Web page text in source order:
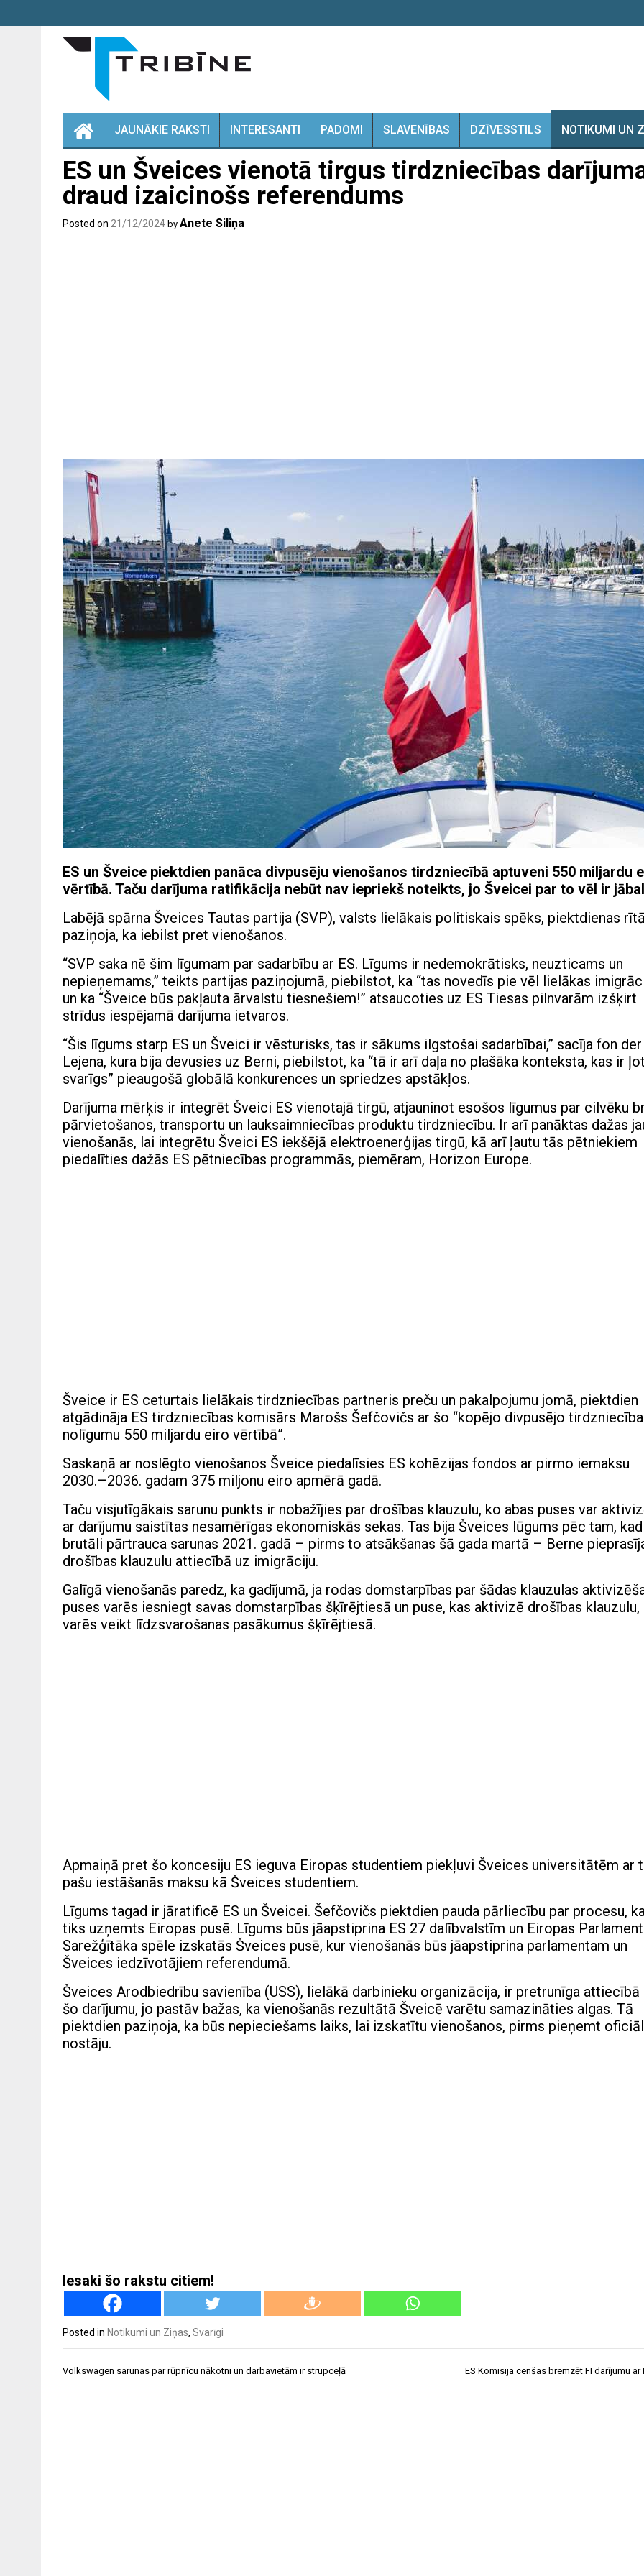
JAUNĀKIE RAKSTI INTERESANTI PADOMI SLAVENĪBAS DZĪVESSTILS NOTIKUMI UN
ES un Šveices vienotā tirgus tirdzniecības
draud izaicinošs referendums
Posted on 21/12/2024 by Anete Siliņa
ES un Šveice piektdien panāca divpusēju vienošanos tirdzniecībā aptuveni 550 miljardu
vērtībā. Taču darījuma ratifikācija nebūt nav iepriekš noteikts, jo Šveicei par to vēl ir
Labējā spārna Šveices Tautas partija (SVP), valsts lielākais politiskais spēks, piektdienas rītā
paziņoja, ka iebilst pret vienošanos.
“SVP saka nē šim līgumam par sadarbību ar ES. Līgums ir nedemokrātisks, neuzticams un
nepieņemams,” teikts partijas paziņojumā, piebilstot, ka “tas novedīs pie vēl lielākas
un ka “Šveice būs pakļauta ārvalstu tiesnešiem!” atsaucoties uz ES Tiesas pilnvarām izšķirt
strīdus iespējamā darījuma ietvaros.
“Šis līgums starp ES un Šveici ir vēsturisks, tas ir sākums ilgstošai sadarbībai,” sacīja fon der
Lejena, kura bija devusies uz Berni, piebilstot, ka “tā ir arī daļa no plašāka konteksta, kas ir
svarīgs” pieaugošā globālā konkurences un spriedzes apstākļos.
Darījuma mērķis ir integrēt Šveici ES vienotajā tirgū, atjauninot esošos līgumus par cilvēku
pārvietošanos, transportu un lauksaimniecības produktu tirdzniecību. Ir arī panāktas dažas
vienošanās, lai integrētu Šveici ES iekšējā elektroenerģijas tirgū, kā arī ļautu tās pētniekiem
piedalīties dažās ES pētniecības programmās, piemēram, Horizon Europe.
Šveice ir ES ceturtais lielākais tirdzniecības partneris preču un pakalpojumu jomā, piektdien
atgādināja ES tirdzniecības komisārs Marošs Šefčovičs ar šo “kopējo divpusējo
nolīgumu 550 miljardu eiro vērtībā”.
Saskaņā ar noslēgto vienošanos Šveice piedalīsies ES kohēzijas fondos ar pirmo iemaksu
2030.–2036. gadam 375 miljonu eiro apmērā gadā.
Taču visjutīgākais sarunu punkts ir nobažījies par drošības klauzulu, ko abas puses var
ar darījumu saistītas nesamērīgas ekonomiskās sekas. Tas bija Šveices lūgums pēc tam,
brutāli pārtrauca sarunas 2021. gadā – pirms to atsākšanas šā gada martā – Berne
drošības klauzulu attiecībā uz imigrāciju.
Galīgā vienošanās paredz, ka gadījumā, ja rodas domstarpības par šādas klauzulas
puses varēs iesniegt savas domstarpības šķīrējtiesā un puse, kas aktivizē drošības klauzulu,
varēs veikt līdzsvarošanas pasākumus šķīrējtiesā.
Apmaiņā pret šo koncesiju ES ieguva Eiropas studentiem piekļuvi Šveices universitātēm ar
pašu iestāšanās maksu kā Šveices studentiem.
Līgums tagad ir jāratificē ES un Šveicei. Šefčovičs piektdien pauda pārliecību par procesu,
tiks uzņemts Eiropas pusē. Līgums būs jāapstiprina ES 27 dalībvalstīm un Eiropas
Sarežģītāka spēle izskatās Šveices pusē, kur vienošanās būs jāapstiprina parlamentam un
Šveices iedzīvotājiem referendumā.
Šveices Arodbiedrību savienība (USS), lielākā darbinieku organizācija, ir pretrunīga attiecībā
šo darījumu, jo pastāv bažas, ka vienošanās rezultātā Šveicē varētu samazināties algas. Tā
piektdien paziņoja, ka būs nepieciešams laiks, lai izskatītu vienošanos, pirms pieņemt
nostāju.
Iesaki šo rakstu citiem!
Posted in Notikumi un Ziņas, Svarīgi
Ziņu
Volkswagen sarunas par rūpnīcu nākotni un darbavietām ir strupceļā ES Komisija cenšas bremzēt FI darījumu ar